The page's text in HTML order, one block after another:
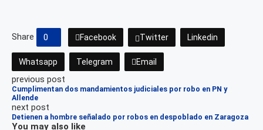
Share 0 Facebook Twitter Linkedin
Whatsapp Telegram Email
previous post
Cumplimentan dos mandamientos judiciales por robo en PN y
Allende
next post
Detienen a hombre señalado por robos en despoblado en Zaragoza
You may also like